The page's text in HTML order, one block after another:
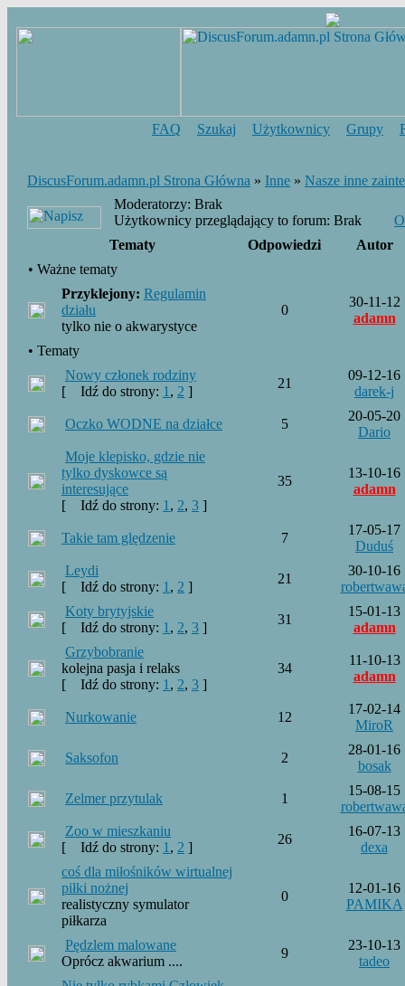
FAQ Szukaj Użytkownicy Grupy
DiscusForum.adamn.pl Strona Główna » Inne » Nasze inne
Moderatorzy: Brak
Użytkownicy przeglądający to forum: Brak
Tematy
Odpowiedzi
Autor
• Ważne tematy
Przyklejony: Regulamin
działu
tylko nie o akwarystyce
0
30-11-12
adamn
• Tematy
Nowy członek rodziny
[
Idź do strony: 1 , 2 ]
21
09-12-16
darek-j
Oczko WODNE na działce 5
20-05-20
Dario
Moje klepisko, gdzie nie
tylko dyskowce są
interesujące
[
Idź do strony: 1 , 2, 3 ]
35
13-10-16
adamn
Takie tam ględzenie 7
17-05-17
Duduś
Leydi
[
Idź do strony: 1 , 2 ]
21
30-10-16
Koty brytyjskie
[
Idź do strony: 1 , 2, 3 ]
31
15-01-13
adamn
Grzybobranie
kolejna pasja i relaks
[
Idź do strony: 1 , 2, 3 ]
34
11-10-13
adamn
Nurkowanie 12
17-02-14
MiroR
Saksofon 2
28-01-16
bosak
Zelmer przytulak 1
15-08-15
Zoo w mieszkaniu
[
Idź do strony: 1 , 2 ]
26
16-07-13
dexa
coś dla miłośników wirtualnej
piłki nożnej
realistyczny symulator
piłkarza
0
12-01-16
PAMIKA
Pędzlem malowane
Oprócz akwarium ....
9
23-10-13
tadeo